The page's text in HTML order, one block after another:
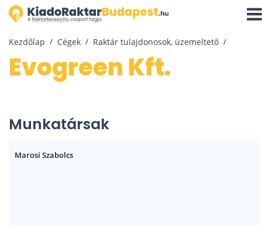
Kezdőlap Cégek Raktár tulajdonosok, üzemeltető
evogreen Kft.
Munkatársak
Marosi Szabolcs